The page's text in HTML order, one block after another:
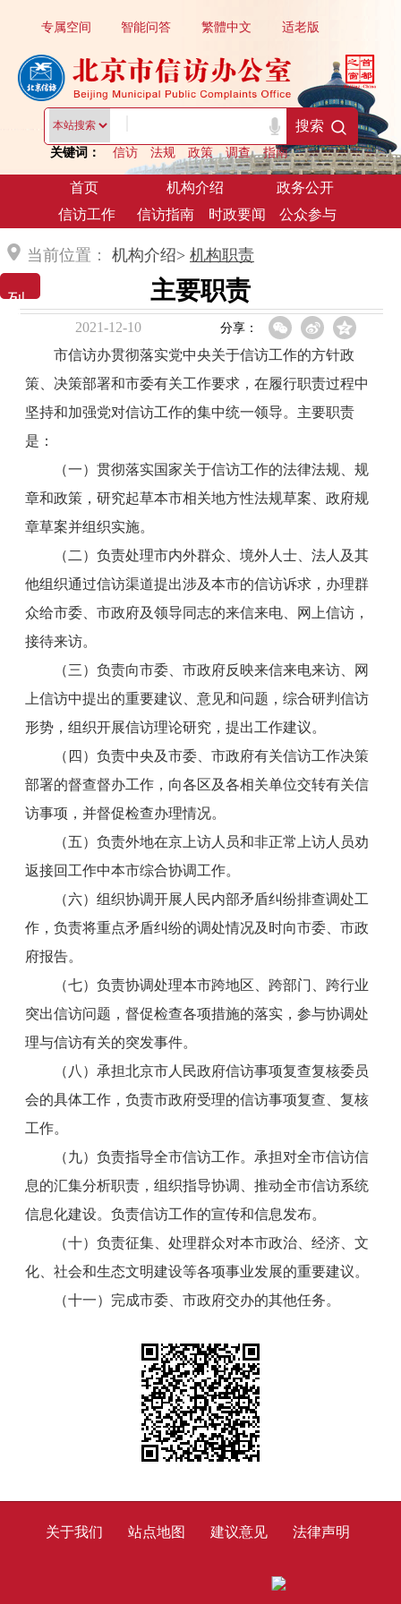
关键词： 信访 法规 政策 调查 指南
搜索
繁體中文
专属空间 适老版
智能问答
首页 机构介绍
政务公开
信访工作
信访指南 时政要闻 公众参与
当前位置： 机构介绍> 机构职责
主要职责
2021-12-10 分享：
市信访办贯彻落实党中央关于信访工作的方针政
策、决策部署和市委有关工作要求，在履行职责过程中
坚持和加强党对信访工作的集中统一领导。主要职责
是：
（一）贯彻落实国家关于信访工作的法律法规、规
章和政策，研究起草本市相关地方性法规草案、政府规
章草案并组织实施。
（二）负责处理市内外群众、境外人士、法人及其
他组织通过信访渠道提出涉及本市的信访诉求，办理群
众给市委、市政府及领导同志的来信来电、网上信访，
接待来访。
（三）负责向市委、市政府反映来信来电来访、网
上信访中提出的重要建议、意见和问题，综合研判信访
形势，组织开展信访理论研究，提出工作建议。
（四）负责中央及市委、市政府有关信访工作决策
部署的督查督办工作，向各区及各相关单位交转有关信
访事项，并督促检查办理情况。
（五）负责外地在京上访人员和非正常上访人员劝
返接回工作中本市综合协调工作。
（六）组织协调开展人民内部矛盾纠纷排查调处工
作，负责将重点矛盾纠纷的调处情况及时向市委、市政
府报告。
（七）负责协调处理本市跨地区、跨部门、跨行业
突出信访问题，督促检查各项措施的落实，参与协调处
理与信访有关的突发事件。
（八）承担北京市人民政府信访事项复查复核委员
会的具体工作，负责市政府受理的信访事项复查、复核
工作。
（九）负责指导全市信访工作。承担对全市信访信
息的汇集分析职责，组织指导协调、推动全市信访系统
信息化建设。负责信访工作的宣传和信息发布。
（十）负责征集、处理群众对本市政治、经济、文
化、社会和生态文明建设等各项事业发展的重要建议。
（十一）完成市委、市政府交办的其他任务。
关于我们 站点地图 建议意见 法律声明